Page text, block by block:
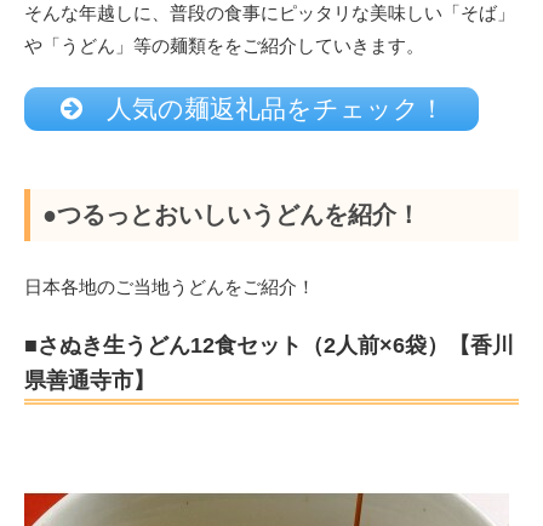
そんな年越しに、普段の食事にピッタリな美味しい「そば」
や「うどん」等の麺類ををご紹介していきます。
人気の麺返礼品をチェック！
●つるっとおいしいうどんを紹介！
日本各地のご当地うどんをご紹介！
■さぬき生うどん12食セット（2人前×6袋）【香川
県善通寺市】